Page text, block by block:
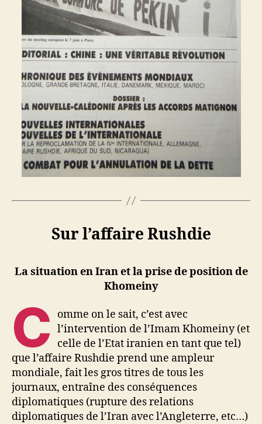
Sur l’affaire Rushdie
La situation en Iran et la prise de position de
Khomeiny
C
omme on le sait, c’est avec
l’intervention de l’Imam Khomeiny (et
celle de l’Etat iranien en tant que tel)
que l’affaire Rushdie prend une ampleur
mondiale, fait les gros titres de tous les
journaux, entraîne des conséquences
diplomatiques (rupture des relations
diplomatiques de l’Iran avec l’Angleterre, etc…)